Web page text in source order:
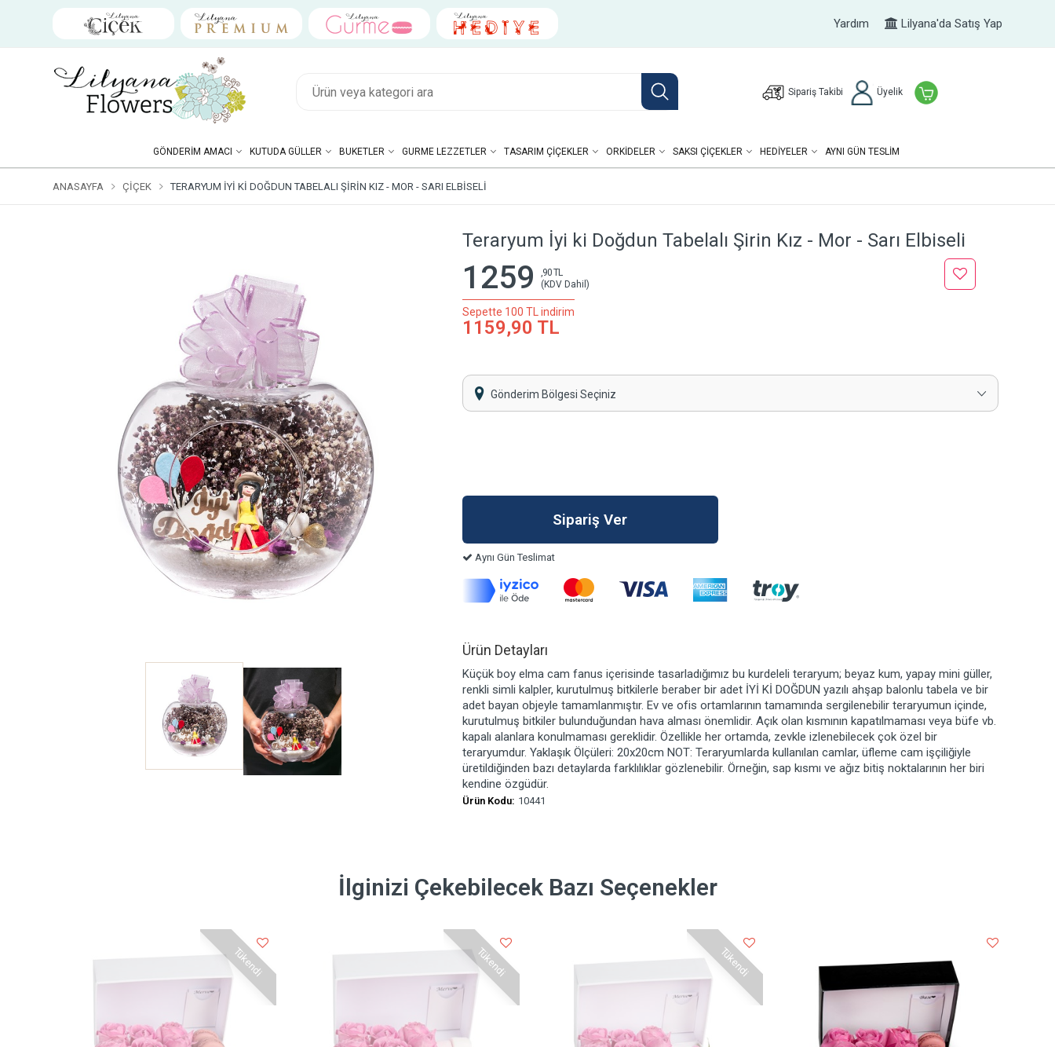
Yardım Lilyana'da Satış Yap
Sipariş Takibi Üyelik
GÖNDERIM AMACI KUTUDA GÜLLER BUKETLER GURME LEZZETLER TASARIM ÇIÇEKLER ORKIDELER SAKSI ÇIÇEKLER HEDIYELER AYNI GÜN TESLİM
ANASAYFA ÇIÇEK TERARYUM İYI KI DOĞDUN TABELALI ŞIRIN KIZ - MOR - SARI ELBISELI
Teraryum İyi ki Doğdun Tabelalı Şirin Kız - Mor - Sarı Elbiseli
1259
,90 TL
(KDV Dahil)
Sepette 100 TL indirim
1159,90 TL
Gönderim Bölgesi Seçiniz
Aynı Gün Teslimat
Ürün Detayları
Küçük boy elma cam fanus içerisinde tasarladığımız bu kurdeleli teraryum; beyaz kum, yapay mini güller,
renkli simli kalpler, kurutulmuş bitkilerle beraber bir adet İYİ Kİ DOĞDUN yazılı ahşap balonlu tabela ve bir
adet bayan objeyle tamamlanmıştır. Ev ve ofis ortamlarının tamamında sergilenebilir teraryumun içinde,
kurutulmuş bitkiler bulunduğundan hava alması önemlidir. Açık olan kısmının kapatılmaması veya büfe vb.
kapalı alanlara konulmaması gereklidir. Özellikle her ortamda, zevkle izlenebilecek çok özel bir
teraryumdur. Yaklaşık Ölçüleri: 20x20cm NOT: Teraryumlarda kullanılan camlar, üfleme cam işçiliğiyle
üretildiğinden bazı detaylarda farklılıklar gözlenebilir. Örneğin, sap kısmı ve ağız bitiş noktalarının her biri
kendine özgüdür.
Ürün Kodu: 10441
İlginizi Çekebilecek Bazı Seçenekler
Tükendi Tükendi Tükendi